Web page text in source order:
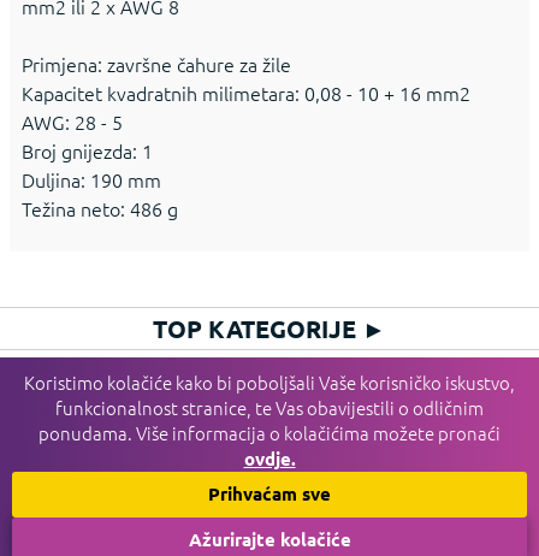
mm2 ili 2 x AWG 8
Primjena: završne čahure za žile
Kapacitet kvadratnih milimetara: 0,08 - 10 + 16 mm2
AWG: 28 - 5
Broj gnijezda: 1
Duljina: 190 mm
Težina neto: 486 g
Koristimo kolačiće kako bi poboljšali Vaše korisničko iskustvo,
funkcionalnost stranice, te Vas obavijestili o odličnim
ponudama. Više informacija o kolačićima možete pronaći
ovdje.
Ažurirajte kolačiće
Prihvaćam sve
TOP KATEGORIJE ►
HIT KATEGORIJE ►
PLAĆANJE I DOSTAVA I SERVIS►
INFORMACIJE
HGSPOT►
© 2016 - 2026 HGSPOT. Sva prava pridržana.